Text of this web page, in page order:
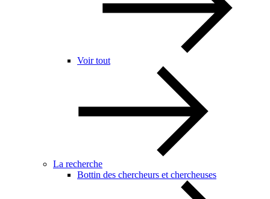
Voir tout
La recherche
Bottin des chercheurs et chercheuses